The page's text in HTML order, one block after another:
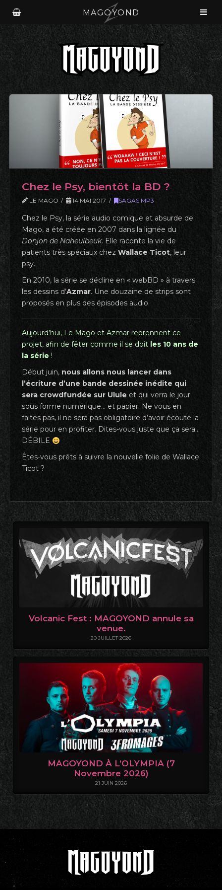
MAGOYOND
Chez le Psy, bientôt la BD ?
LE MAGO 14 MAI 2017 SAGAS MP3
Chez le Psy, la série audio comique et absurde de
Mago, a été créée en 2007 dans la lignée du
Donjon de Naheulbeuk. Elle raconte la vie de
patients très spéciaux chezWallace Ticot, leur
psy.
En 2010, la série se décline en « webBD » à travers
les dessins d’Azmar. Une douzaine de strips sont
proposés en plus des épisodes audio.
Aujourd’hui, Le Mago et Azmar reprennent ce
projet, afin de fêter comme il se doit les 10 ans de
la série !
Début juin, nous allons nous lancer dans
l’écriture d’une bande dessinée inédite qui
sera crowdfundée sur Ulule et qui verra le jour
sous forme numérique… et papier. Ne vous en
faites pas, il ne sera pas obligatoire d’avoir écouté la
série pour en profiter. Dites-vous juste que ça sera…
DÉBILE
Êtes-vous prêts à suivre la nouvelle folie de Wallace
Ticot ?
Volcanic Fest : MAGOYOND annule sa
venue.
20 JUILLET 2026
MAGOYOND À L’OLYMPIA (7
Novembre 2026)
21 JUIN 2026